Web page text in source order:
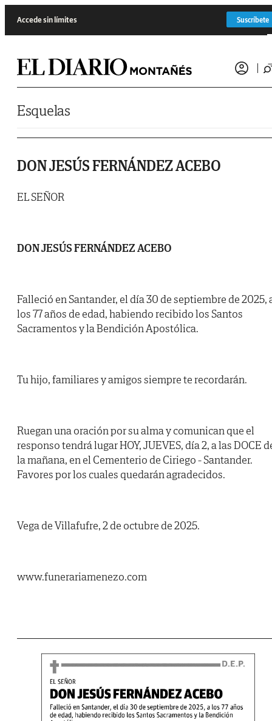
Accede sin límites Suscríbete
Esquelas
DON JESÚS FERNÁNDEZ ACEBO
EL SEÑOR
DON JESÚS FERNÁNDEZ ACEBO
Falleció en Santander, el día 30 de septiembre de 2025,
los 77 años de edad, habiendo recibido los Santos
Sacramentos y la Bendición Apostólica.
Tu hijo, familiares y amigos siempre te recordarán.
Ruegan una oración por su alma y comunican que el
responso tendrá lugar HOY, JUEVES, día 2, a las DOCE
la mañana, en el Cementerio de Ciriego - Santander.
Favores por los cuales quedarán agradecidos.
Vega de Villafufre, 2 de octubre de 2025.
www.funerariamenezo.com